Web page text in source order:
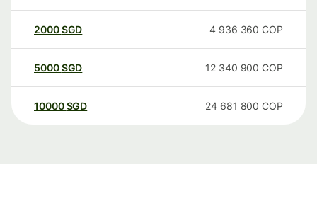
2000SGD 4 936 360 COP
5000SGD 12 340 900 COP
10000 SGD 24 681 800 COP